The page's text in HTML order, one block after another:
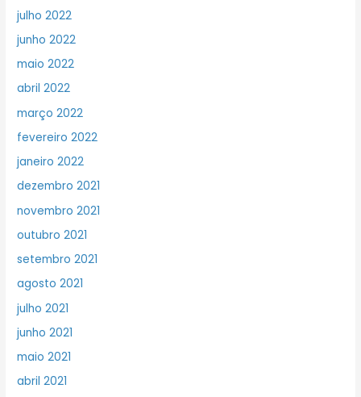
julho 2022
junho 2022
maio 2022
abril 2022
março 2022
fevereiro 2022
janeiro 2022
dezembro 2021
novembro 2021
outubro 2021
setembro 2021
agosto 2021
julho 2021
junho 2021
maio 2021
abril 2021